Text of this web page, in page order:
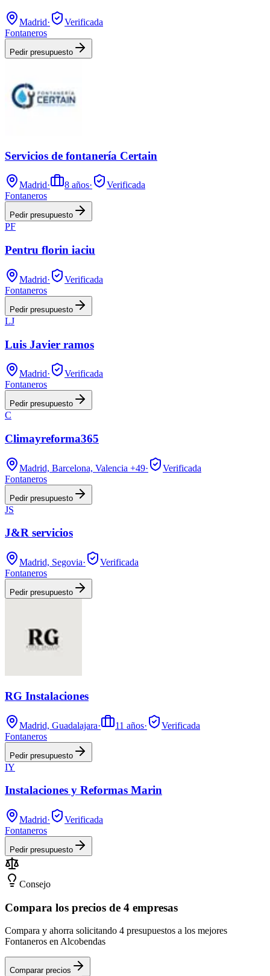
Madrid·
Verificada
Fontaneros
Pedir presupuesto
Servicios de fontanería Certain
Madrid· 8 años·
Verificada
Fontaneros
Pedir presupuesto
PF
Pentru florin iaciu
Madrid·
Verificada
Fontaneros
Pedir presupuesto
LJ
Luis Javier ramos
Madrid·
Verificada
Fontaneros
Pedir presupuesto
C
Climayreforma365
Madrid, Barcelona, Valencia +49·
Verificada
Fontaneros
Pedir presupuesto
JS
J&R servicios
Madrid, Segovia·
Verificada
Fontaneros
Pedir presupuesto
RG Instalaciones
Madrid, Guadalajara· 11 años·
Verificada
Fontaneros
Pedir presupuesto
IY
Instalaciones y Reformas Marin
Madrid·
Verificada
Fontaneros
Pedir presupuesto
Consejo
Compara los precios de 4 empresas
Compara y ahorra solicitando 4 presupuestos a los mejores
Fontaneros en Alcobendas
Comparar precios